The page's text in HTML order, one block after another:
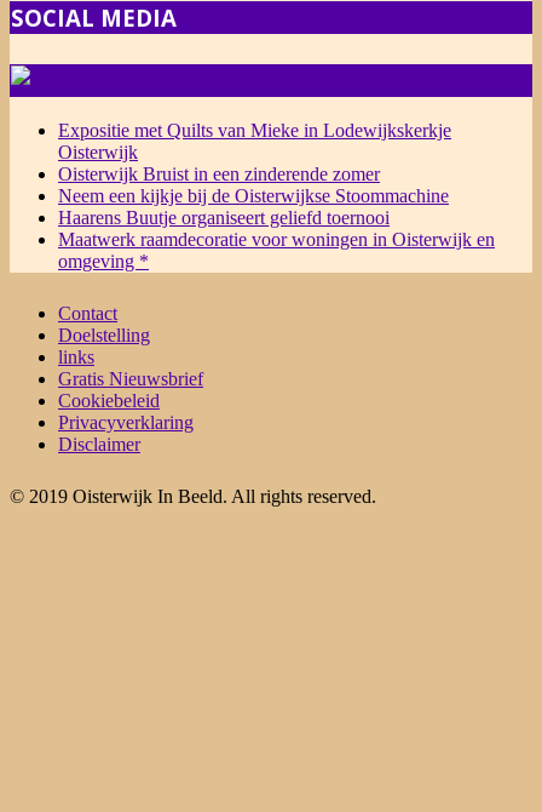
SOCIAL MEDIA
Expositie met Quilts van Mieke in Lodewijkskerkje
Oisterwijk
Oisterwijk Bruist in een zinderende zomer
Neem een kijkje bij de Oisterwijkse Stoommachine
Haarens Buutje organiseert geliefd toernooi
Maatwerk raamdecoratie voor woningen in Oisterwijk en
omgeving *
Contact
Doelstelling
links
Gratis Nieuwsbrief
Cookiebeleid
Privacyverklaring
Disclaimer
© 2019 Oisterwijk In Beeld. All rights reserved.